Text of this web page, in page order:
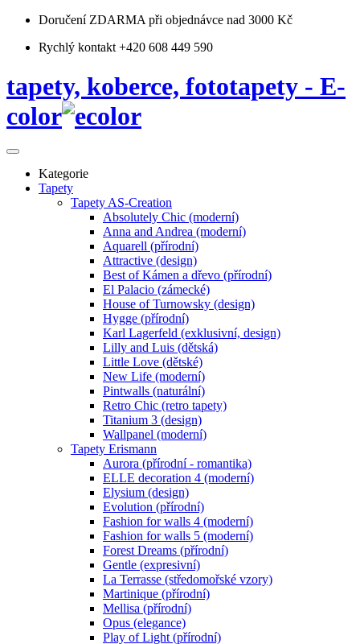
Doručení ZDARMA při objednávce nad 3000 Kč
Rychlý kontakt +420 608 449 590
tapety, koberce, fototapety - E-
color
Kategorie
Tapety
Tapety AS-Creation
Absolutely Chic (moderní)
Anna and Andrea (moderní)
Aquarell (přírodní)
Attractive (design)
Best of Kámen a dřevo (přírodní)
El Palacio (zámecké)
House of Turnowsky (design)
Hygge (přírodní)
Karl Lagerfeld (exklusivní, design)
Lilly and Luis (dětská)
Little Love (dětské)
New Life (moderní)
Pintwalls (naturální)
Retro Chic (retro tapety)
Titanium 3 (design)
Wallpanel (moderní)
Tapety Erismann
Aurora (přírodní - romantika)
ELLE decoration 4 (moderní)
Elysium (design)
Evolution (přírodní)
Fashion for walls 4 (moderní)
Fashion for walls 5 (moderní)
Forest Dreams (přírodní)
Gentle (expresivní)
La Terrasse (středomořské vzory)
Martinique (přírodní)
Mellisa (přírodní)
Opus (elegance)
Play of Light (přírodní)